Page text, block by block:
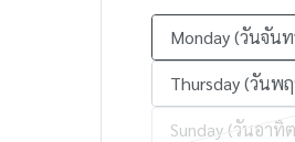
Monday (วันจัน
Thursday (วันพ
Sunday (วันอาทิ